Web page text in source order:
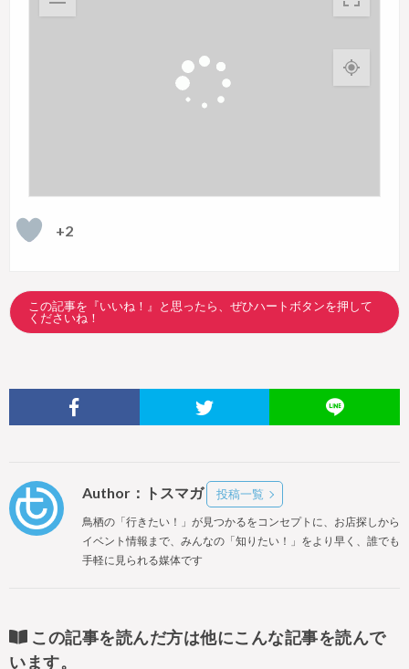
+2
この記事を『いいね！』と思ったら、ぜひハートボタンを押して
くださいね！
Author：トスマガ 投稿一覧
鳥栖の「行きたい！」が見つかるをコンセプトに、お店探しから
イベント情報まで、みんなの「知りたい！」をより早く、誰でも
手軽に見られる媒体です
この記事を読んだ方は他にこんな記事を読んで
います。